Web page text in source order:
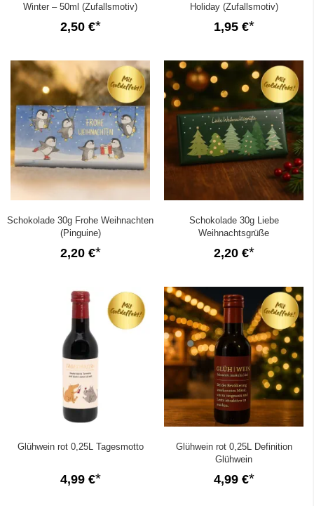
Winter – 50ml (Zufallsmotiv)
2,50 €
Holiday (Zufallsmotiv)
1,95 €
Schokolade 30g Frohe Weihnachten
(Pinguine)
2,20 €
Schokolade 30g Liebe
Weihnachtsgrüße
2,20 €
Glühwein rot 0,25L Tagesmotto
4,99 €
Glühwein rot 0,25L Definition
Glühwein
4,99 €